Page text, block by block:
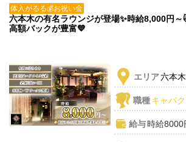
体入がるる💰お祝い金
六本木の有名ラウンジが登場✨時給8,000円
高額バックが豊富💙
エリア六本
職種キャバ
給与時給8000